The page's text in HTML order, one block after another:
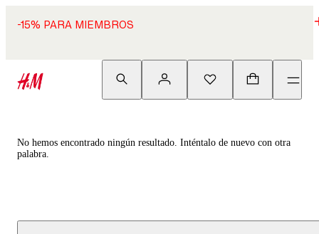
-15% PARA MIEMBROS
No hemos encontrado ningún resultado. Inténtalo de nuevo con otra
palabra.